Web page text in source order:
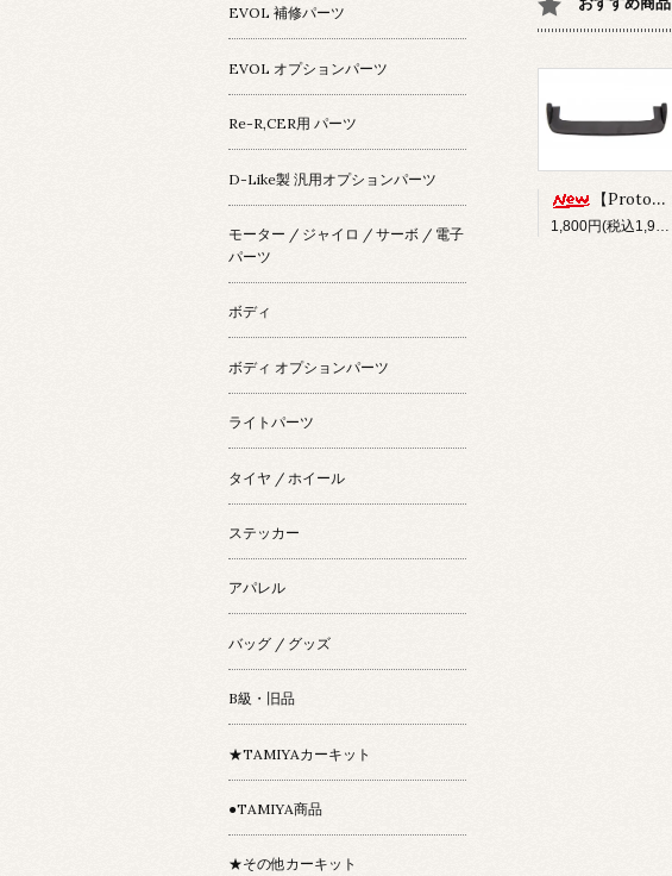
【Prototype34】フロントディフューザー
1,800円(税込1,980円)
EVOL 補修パーツ
EVOL オプションパーツ
Re-R,CER用 パーツ
D-Like製 汎用オプションパーツ
モーター / ジャイロ / サーボ / 電子
パーツ
ボディ
ボディ オプションパーツ
ライトパーツ
タイヤ / ホイール
ステッカー
アパレル
バッグ / グッズ
B級・旧品
★TAMIYAカーキット
●TAMIYA商品
★その他カーキット